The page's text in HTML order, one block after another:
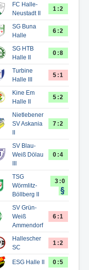
FC Halle-
Neustadt II
1:2
SG Buna
Halle
6:2
SG HTB
Halle II
0:8
Turbine
Halle III
5:1
Kine Em
Halle II
5:2
Nietlebener
SV Askania
II
7:2
SV Blau-
Weiß Dölau
III
0:4
TSG
Wörmlitz-
Böllberg II
3:0
SV Grün-
Weiß
Ammendorf
6:1
Hallescher
SC
1:2
ESG Halle II 0:5